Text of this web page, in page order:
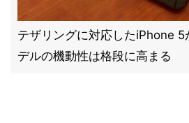
テザリングに対応したiPhone
デルの機動性は格段に高まる